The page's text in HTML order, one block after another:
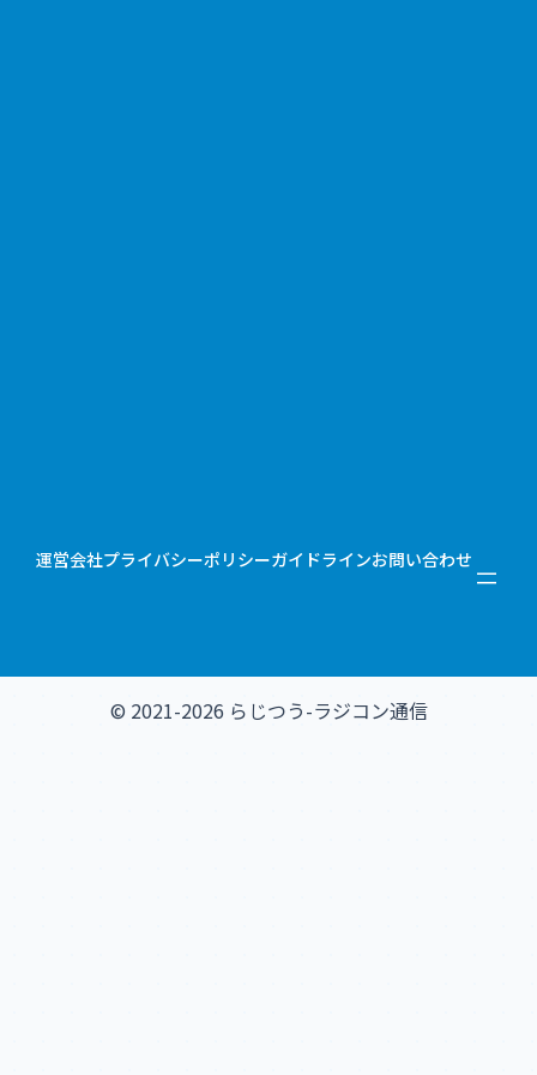
運営会社プライバシーポリシーガイドラインお問い合わせ
© 2021-2026 らじつう-ラジコン通信